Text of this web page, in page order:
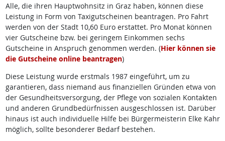
Alle, die ihren Hauptwohnsitz in Graz haben, können diese
Leistung in Form von Taxigutscheinen beantragen. Pro Fahrt
werden von der Stadt 10,60 Euro erstattet. Pro Monat können
vier Gutscheine bzw. bei geringem Einkommen sechs
Gutscheine in Anspruch genommen werden. (Hier können sie
die Gutscheine online beantragen)
Diese Leistung wurde erstmals 1987 eingeführt, um zu
garantieren, dass niemand aus finanziellen Gründen etwa von
der Gesundheitsversorgung, der Pflege von sozialen Kontakten
und anderen Grundbedürfnissen ausgeschlossen ist. Darüber
hinaus ist auch individuelle Hilfe bei Bürgermeisterin Elke Kahr
möglich, sollte besonderer Bedarf bestehen.